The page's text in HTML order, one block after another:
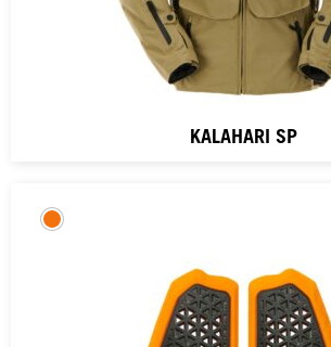
KALAHARI SP